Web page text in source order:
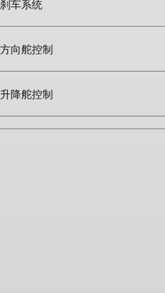
刹车系统
方向舵控制
升降舵控制